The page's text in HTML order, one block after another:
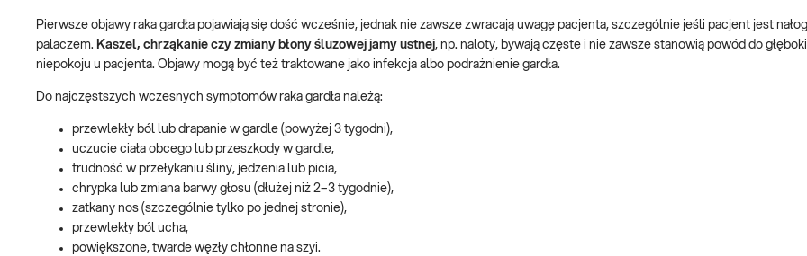
Pierwsze objawy raka gardła pojawiają się dość wcześnie, jednak nie zawsze zwracają uwagę pacjenta, szczególnie jeśli pacjent jest
palaczem. Kaszel, chrząkanie czy zmiany błony śluzowej jamy ustnej, np. naloty, bywają częste i nie zawsze stanowią powód do
niepokoju u pacjenta. Objawy mogą być też traktowane jako infekcja albo podrażnienie gardła.
Do najczęstszych wczesnych symptomów raka gardła należą:
przewlekły ból lub drapanie w gardle (powyżej 3 tygodni),
uczucie ciała obcego lub przeszkody w gardle,
trudność w przełykaniu śliny, jedzenia lub picia,
chrypka lub zmiana barwy głosu (dłużej niż 2–3 tygodnie),
zatkany nos (szczególnie tylko po jednej stronie),
przewlekły ból ucha,
powiększone, twarde węzły chłonne na szyi.